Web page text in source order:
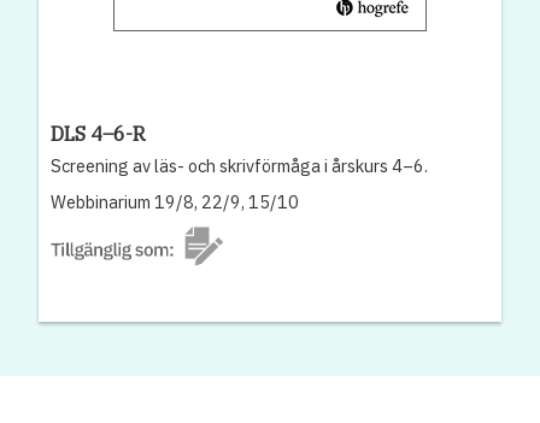
DLS 4–6-R
Screening av läs- och skrivförmåga i årskurs 4–6.
Webbinarium 19/8, 22/9, 15/10